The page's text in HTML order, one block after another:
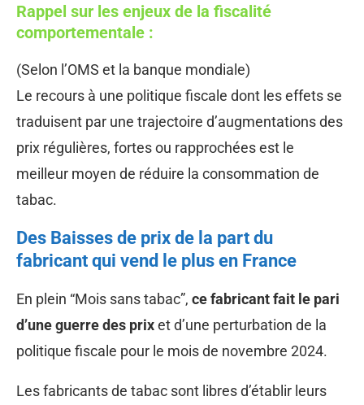
Rappel sur les enjeux de la fiscalité
comportementale :
(Selon l’OMS et la banque mondiale)
Le recours à une politique fiscale dont les effets se
traduisent par une trajectoire d’augmentations des
prix régulières, fortes ou rapprochées est le
meilleur moyen de réduire la consommation de
tabac.
Des Baisses de prix de la part du
fabricant qui vend le plus en France
En plein “Mois sans tabac”, ce fabricant fait le pari
d’une guerre des prixet d’une perturbation de la
politique fiscale pour le mois de novembre 2024.
Les fabricants de tabac sont libres d’établir leurs